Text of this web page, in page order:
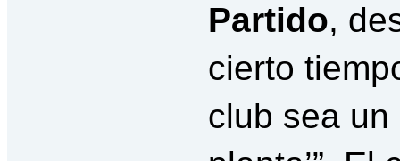
Partido,
cierto
club sea un